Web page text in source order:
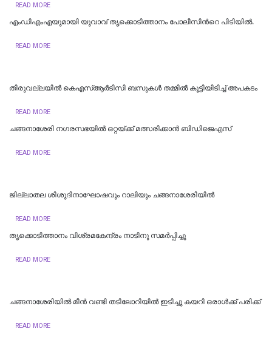
READ MORE
എംഡിഎംഎയുമായി യുവാവ് തൃക്കൊടിത്താനം പോലീസിന്‍റെ പിടിയിൽ.
READ MORE
തിരുവല്ലയിൽ കെഎസ്ആർടിസി ബസുകൾ തമ്മിൽ കൂട്ടിയിടിച്ച് അപകടം
READ MORE
ചങ്ങനാശേരി നഗരസഭയിൽ ഒറ്റയ്ക്ക് മത്സരിക്കാൻ ബിഡിജെഎസ്
READ MORE
ജില്ലാതല ശിശുദിനാഘോഷവും റാലിയും ചങ്ങനാശേരിയില്‍
READ MORE
തൃക്കൊടിത്താനം വിശ്രമകേന്ദ്രം നാടിനു സമർപ്പിച്ചു
READ MORE
ചങ്ങനാശേരിയില്‍ മീന്‍ വണ്ടി തടിലോറിയില്‍ ഇടിച്ചു കയറി ഒരാള്‍ക്ക് പരിക്ക്
READ MORE